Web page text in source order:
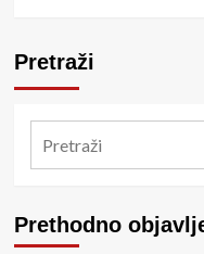
Pretraži
Prethodno